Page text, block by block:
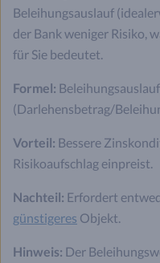
Beleihungsauslauf
der Bank weniger Risiko,
für Sie bedeutet.
Formel:
(Darlehensbetrag/
Vorteil: Bessere
Risikoaufschlag einpreist.
Nachteil: Erfordert
günstigeres Objekt.
Hinweis: Der